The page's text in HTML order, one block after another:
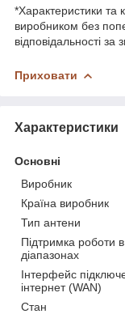
*Характеристики та
виробником без
відповідальності за
Приховати
Характеристики
Основні
Виробник
Країна виробник
Тип антени
Підтримка роботи
діапазонах
Інтерфейс
інтернет (WAN)
Стан